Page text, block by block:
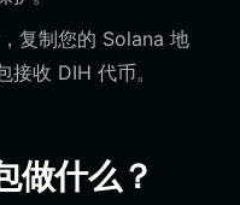
复制您的 Solana 地
收 DIH 代币。
做什么？